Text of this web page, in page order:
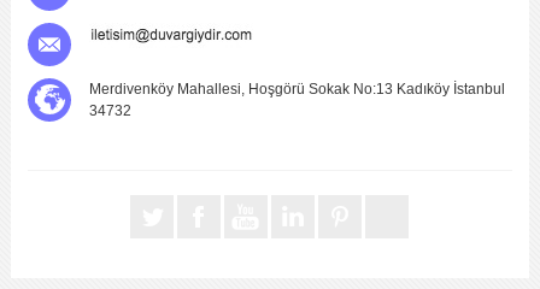
Merdivenköy Mahallesi, Hoşgörü Sokak No:13 Kadıköy İstanbul
34732